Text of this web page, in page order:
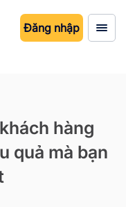
Đăng nhập
hàng
quả mà bạn